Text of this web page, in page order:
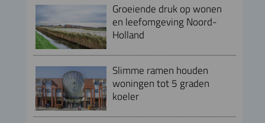
Groeiende druk op wonen
en leefomgeving Noord-
Holland
Slimme ramen houden
woningen tot 5 graden
koeler